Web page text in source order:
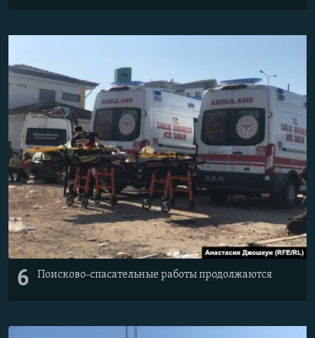
6 Поисково-спасательные работы продолжаются